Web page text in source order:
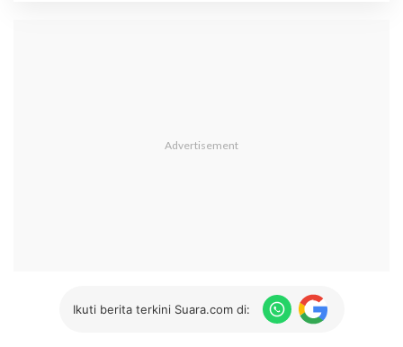
Ikuti berita terkini Suara.com di: